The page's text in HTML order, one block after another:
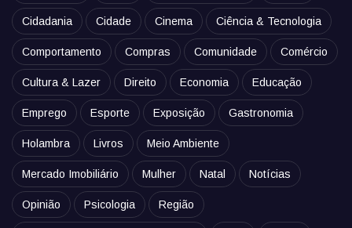
Cidadania Cidade Cinema Ciência & Tecnologia
Comportamento Compras Comunidade Comércio
Cultura & Lazer Direito Economia Educação
Emprego Esporte Exposição Gastronomia
Holambra Livros Meio Ambiente
Mercado Imobiliário Mulher Natal Notícias
Opinião Psicologia Região